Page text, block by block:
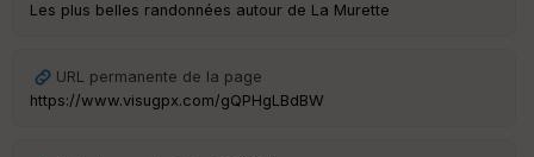
Les plus belles randonnées autour de La Murette
URL permanente de la page
https://www.visugpx.com/gQPHgLBdBW